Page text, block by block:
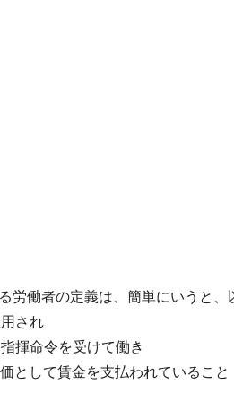
労働者の定義は、簡単にいうと、
され
揮命令を受けて働き
として賃金を支払われていること